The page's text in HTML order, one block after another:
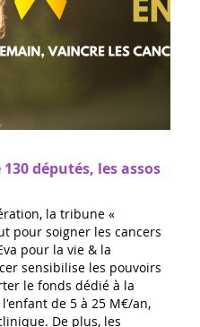
députés, les assos
la tribune «
pour soigner les cancers
pour la vie & la
sensibilise les pouvoirs
le fonds dédié à la
de 5 à 25 M€/an,
De plus, les